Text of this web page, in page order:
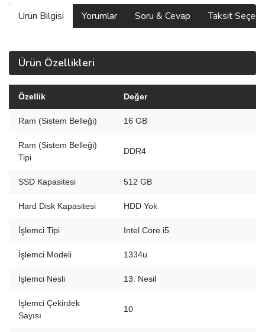
Ürün Bilgisi Yorumlar Soru & Cevap Taksit
Ürün Özellikleri
Özellik Değer
Ram (Sistem Belleği) 16 GB
Ram (Sistem Belleği)
Tipi
DDR4
SSD Kapasitesi 512 GB
Hard Disk Kapasitesi HDD Yok
İşlemci Tipi Intel Core i5
İşlemci Modeli 1334u
İşlemci Nesli 13. Nesil
İşlemci Çekirdek
Sayısı
10